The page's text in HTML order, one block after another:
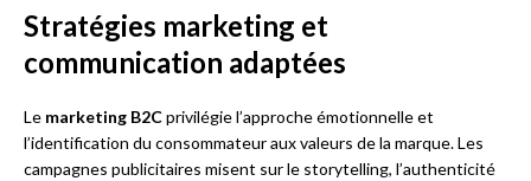
Stratégies marketing et
communication adaptées
Le marketing B2Cprivilégie l’approche émotionnelle et
l’identification du consommateur aux valeurs de la marque. Les
campagnes publicitaires misent sur le storytelling, l’authenticité